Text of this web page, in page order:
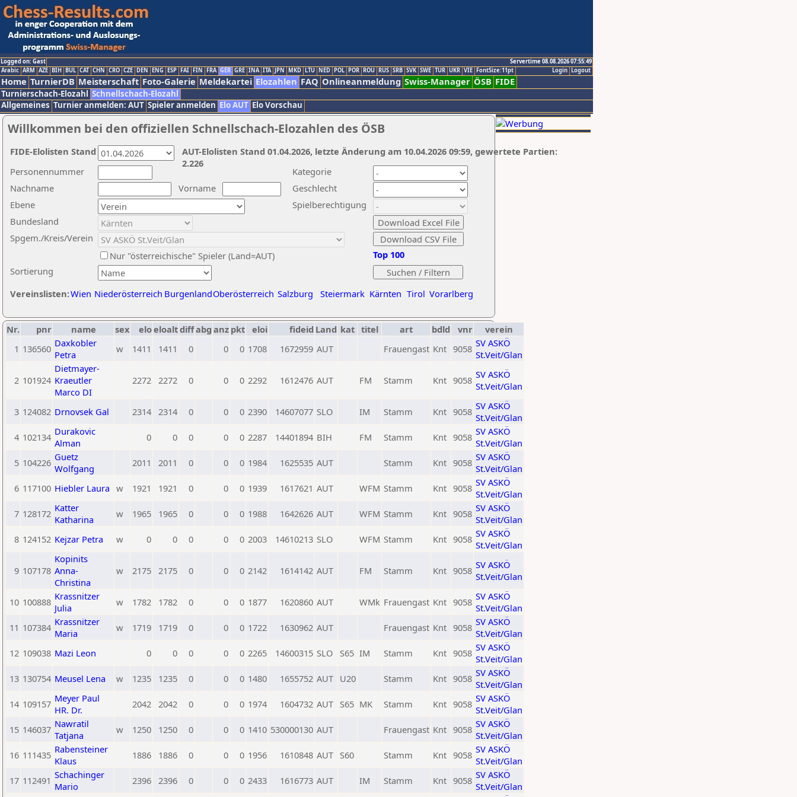
Logged on: Gast
Servertime 08.08.2026 07:55:49
Logout
Login
Arabic ARM AZE BIH BUL CAT CHN CRO CZE DEN ENG ESP FAI FIN FRA GER GRE INA ITA JPN MKD LTU NED POL POR ROU RUS SRB SVK SWE TUR UKR VIE FontSize:11pt
Home TurnierDB Meisterschaft Foto-Galerie Meldekartei Elozahlen FAQ Onlineanmeldung Swiss-Manager ÖSB FIDE
Turnierschach-Elozahl Schnellschach-Elozahl
Allgemeines Turnier anmelden: AUT Spieler anmelden Elo AUT Elo Vorschau
Willkommen bei den offiziellen Schnellschach-Elozahlen des ÖSB
Nachname
Vorname
Ebene
Kategorie
Sortierung
Personennummer
Bundesland
Spgem./Kreis/Verein
Geschlecht
Nur "österreichische" Spieler (Land=AUT)
Spielberechtigung
Vereinslisten:Wien Niederösterreich BurgenlandOberösterreich Salzburg Steiermark Kärnten Tirol Vorarlberg
Top 100
AUT-Elolisten Stand 01.04.2026, letzte Änderung am 10.04.2026 09:59, gewertete Partien:
2.226
FIDE-Elolisten Stand
Nr. pnr name sex eloeloaltdiffabg anz pkt eloi fideid Land kat titel art bdld vnr
verein
1 136560 Daxkobler
Petra
w 1411 1411 0 0 0 1708 1672959 AUT Frauengast Knt 9058 SV ASKÖ
St.Veit/Glan
2 101924
Dietmayer-
Kraeutler
Marco DI
2272 2272 0 0 0 2292 1612476 AUT FM Stamm Knt 9058 SV ASKÖ
St.Veit/Glan
3 124082 Drnovsek Gal 2314 2314 0 0 0 2390 14607077 SLO IM Stamm Knt 9058 SV ASKÖ
St.Veit/Glan
4 102134 Durakovic
Alman
0 0 0 0 0 2287 14401894 BIH FM Stamm Knt 9058 SV ASKÖ
St.Veit/Glan
5 104226 Guetz
Wolfgang
2011 2011 0 0 0 1984 1625535 AUT Stamm Knt 9058 SV ASKÖ
St.Veit/Glan
6 117100 Hiebler Laura w 1921 1921 0 0 0 1939 1617621 AUT WFM Stamm Knt 9058 SV ASKÖ
St.Veit/Glan
7 128172 Katter
Katharina
w 1965 1965 0 0 0 1988 1642626 AUT WFM Stamm Knt 9058 SV ASKÖ
St.Veit/Glan
8 124152 Kejzar Petra w 0 0 0 0 0 2003 14610213 SLO WFM Stamm Knt 9058 SV ASKÖ
St.Veit/Glan
9 107178
Kopinits
Anna-
Christina
w 2175 2175 0 0 0 2142 1614142 AUT FM Stamm Knt 9058 SV ASKÖ
St.Veit/Glan
10 100888 Krassnitzer
Julia
w 1782 1782 0 0 0 1877 1620860 AUT WMk Frauengast Knt 9058 SV ASKÖ
St.Veit/Glan
11 107384 Krassnitzer
Maria
w 1719 1719 0 0 0 1722 1630962 AUT Frauengast Knt 9058 SV ASKÖ
St.Veit/Glan
12 109038 Mazi Leon 0 0 0 0 0 2265 14600315 SLO S65 IM Stamm Knt 9058 SV ASKÖ
St.Veit/Glan
13 130754 Meusel Lena w 1235 1235 0 0 0 1480 1655752 AUT U20 Stamm Knt 9058 SV ASKÖ
St.Veit/Glan
14 109157 Meyer Paul
HR. Dr.
2042 2042 0 0 0 1974 1604732 AUT S65 MK Stamm Knt 9058 SV ASKÖ
St.Veit/Glan
15 146037 Nawratil
Tatjana
w 1250 1250 0 0 0 1410 530000130 AUT Frauengast Knt 9058 SV ASKÖ
St.Veit/Glan
16 111435 Rabensteiner
Klaus
1886 1886 0 0 0 1956 1610848 AUT S60 Stamm Knt 9058 SV ASKÖ
St.Veit/Glan
17 112491 Schachinger
Mario
2396 2396 0 0 0 2433 1616773 AUT IM Stamm Knt 9058 SV ASKÖ
St.Veit/Glan